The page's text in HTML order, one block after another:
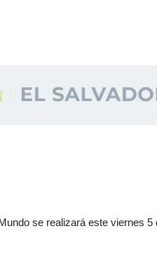
se realizará este viernes 5